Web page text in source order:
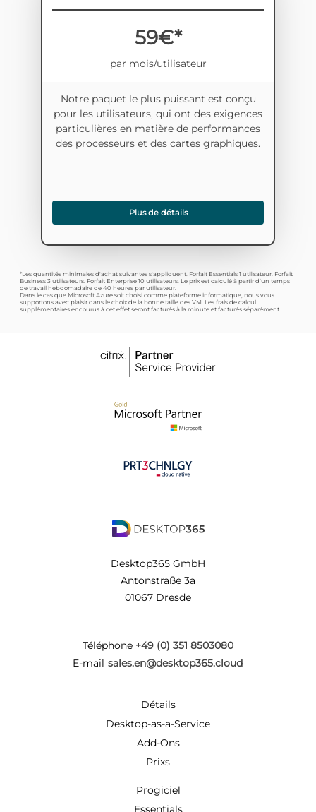
59€*
par mois/utilisateur
Notre paquet le plus puissant est conçu
pour les utilisateurs, qui ont des exigences
particulières en matière de performances
des processeurs et des cartes graphiques.
Plus de détails
*Les quantités minimales d'achat suivantes s'appliquent: Forfait Essentials 1 utilisateur. Forfait
Business 3 utilisateurs. Forfait Enterprise 10 utilisateurs. Le prix est calculé à partir d’un temps
de travail hebdomadaire de 40 heures par utilisateur.
Dans le cas que Microsoft Azure soit choisi comme plateforme informatique, nous vous
supportons avec plaisir dans le choix de la bonne taille des VM. Les frais de calcul
supplémentaires encourus à cet effet seront facturés à la minute et facturés séparément.
Desktop365 GmbH
Antonstraße 3a
01067 Dresde
Téléphone +49 (0) 351 8503080
E-mail sales.en@desktop365.cloud
Détails
Desktop-as-a-Service
Add-Ons
Prixs
Progiciel
Essentials